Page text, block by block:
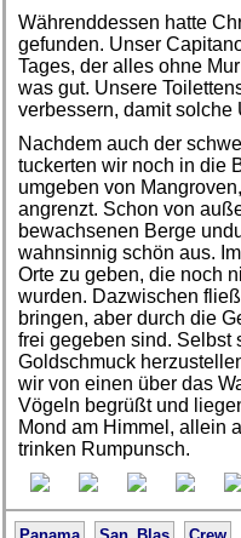
Währenddessen hatte
gefunden. Unser
Tages, der alles ohne
was gut. Unsere
verbessern, damit solche
Nachdem auch der
tuckerten wir noch in die
umgeben von
angrenzt. Schon von
bewachsenen Berge
wahnsinnig schön aus.
Orte zu geben, die noch
wurden. Dazwischen
bringen, aber durch die
frei gegeben sind. Selbst
Goldschmuck
wir von einen über das
Vögeln begrüßt und
Mond am Himmel, allein
trinken Rumpunsch.